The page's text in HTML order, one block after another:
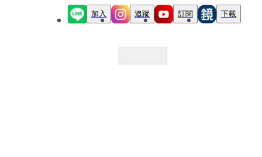
加入 追蹤 訂閱 下載